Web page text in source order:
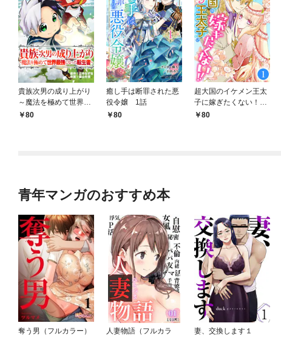
貴族次男の成り上がり
～魔法を極めて世界最
強になった転生者～
80
癒し手は断罪された悪
役令嬢 1話
80
超大国のイケメン王太
子に嫁ぎたくない！！
1話
80
青年マンガのおすすめ本
奪う男（フルカラー）
人妻物語（フルカラ
妻、交換します１